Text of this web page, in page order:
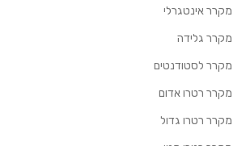
מקרר אינטגרלי
מקרר גלידה
מקרר לסטודנטים
מקרר רטרו אדום
מקרר רטרו גדול